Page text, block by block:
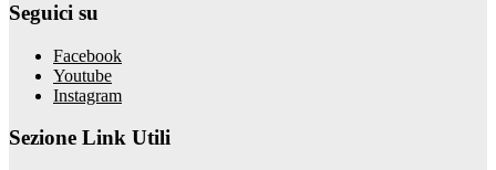
Seguici su
Facebook
Youtube
Instagram
Sezione Link Utili